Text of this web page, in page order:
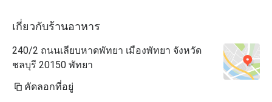
เกี่ยวกับร้านอาหาร
240/2 ถนนเลียบหาดพัทยา เมืองพัทยา จังหวัด
ชลบุรี 20150 พัทยา
คัดลอกที่อยู่